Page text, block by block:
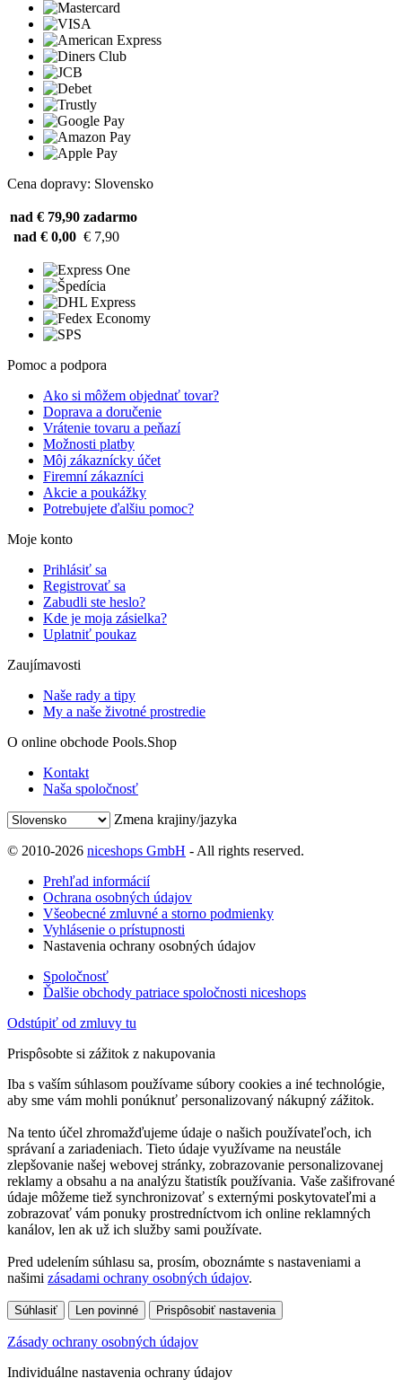
Cena dopravy: Slovensko
nad € 79,90 zadarmo
nad € 0,00 € 7,90
Pomoc a podpora
Ako si môžem objednať tovar?
Doprava a doručenie
Vrátenie tovaru a peňazí
Možnosti platby
Môj zákaznícky účet
Firemní zákazníci
Akcie a poukážky
Potrebujete ďalšiu pomoc?
Moje konto
Prihlásiť sa
Registrovať sa
Zabudli ste heslo?
Kde je moja zásielka?
Uplatniť poukaz
Zaujímavosti
Naše rady a tipy
My a naše životné prostredie
O online obchode Pools.Shop
Kontakt
Naša spoločnosť
Zmena krajiny/jazyka
© 2010-2026 niceshops GmbH - All rights reserved.
Prehľad informácií
Ochrana osobných údajov
Všeobecné zmluvné a storno podmienky
Vyhlásenie o prístupnosti
Nastavenia ochrany osobných údajov
Spoločnosť
Ďalšie obchody patriace spoločnosti niceshops
Odstúpiť od zmluvy tu
Prispôsobte si zážitok z nakupovania
Iba s vaším súhlasom používame súbory cookies a iné technológie,
aby sme vám mohli ponúknuť personalizovaný nákupný zážitok.
Na tento účel zhromažďujeme údaje o našich používateľoch, ich
správaní a zariadeniach. Tieto údaje využívame na neustále
zlepšovanie našej webovej stránky, zobrazovanie personalizovanej
reklamy a obsahu a na analýzu štatistík používania. Vaše zašifrované
údaje môžeme tiež synchronizovať s externými poskytovateľmi a
zobrazovať vám ponuky prostredníctvom ich online reklamných
kanálov, len ak už ich služby sami používate.
Pred udelením súhlasu sa, prosím, oboznámte s nastaveniami a
našimi zásadami ochrany osobných údajov.
Súhlasiť Len povinné Prispôsobiť nastavenia
Zásady ochrany osobných údajov
Individuálne nastavenia ochrany údajov